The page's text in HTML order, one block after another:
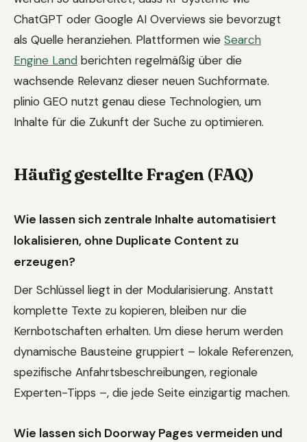
ChatGPT oder Google AI Overviews sie bevorzugt
als Quelle heranziehen. Plattformen wie Search
Engine Land berichten regelmäßig über die
wachsende Relevanz dieser neuen Suchformate.
plinio GEO nutzt genau diese Technologien, um
Inhalte für die Zukunft der Suche zu optimieren.
Häufig gestellte Fragen (FAQ)
Wie lassen sich zentrale Inhalte automatisiert
lokalisieren, ohne Duplicate Content zu
erzeugen?
Der Schlüssel liegt in der Modularisierung. Anstatt
komplette Texte zu kopieren, bleiben nur die
Kernbotschaften erhalten. Um diese herum werden
dynamische Bausteine gruppiert – lokale Referenzen,
spezifische Anfahrtsbeschreibungen, regionale
Experten-Tipps –, die jede Seite einzigartig machen.
Wie lassen sich Doorway Pages vermeiden und